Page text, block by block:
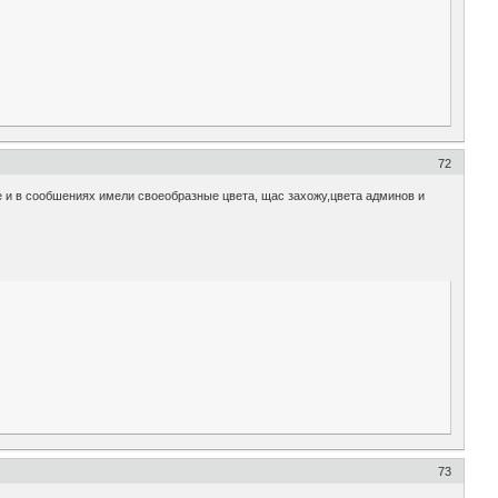
72
и в сообшениях имели своеобразные цвета, щас захожу,цвета админов и
73